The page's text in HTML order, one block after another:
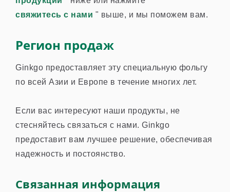
свяжитесь с нами " выше, и мы поможем вам.
Регион продаж
Ginkgo предоставляет эту специальную фольгу
по всей Азии и Европе в течение многих лет.
Если вас интересуют наши продукты, не
стесняйтесь связаться с нами. Ginkgo
предоставит вам лучшее решение, обеспечивая
надежность и постоянство.
Связанная информация